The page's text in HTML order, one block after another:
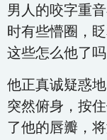
男人的咬字重
时有些懵圈，
这些怎么他了吗
他正真诚疑惑
突然俯身，按
了他的唇瓣，